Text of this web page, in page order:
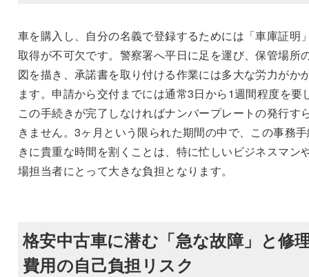
車を購入し、自分の名義で登録するためには「車庫証明
取得が不可欠です。警察署へ平日に足を運び、保管場所
図を描き、承諾書を取り付ける作業には多大な労力がか
ます。申請から交付までには通常3日から1週間程度を要
この手続きが完了しなければナンバープレートの発行す
きません。3ヶ月という限られた期間の中で、この事務
きに貴重な時間を割くことは、特に忙しいビジネスマン
場担当者にとって大きな負担となります。
格安中古車に潜む「急な故障」と修
費用の自己負担リスク